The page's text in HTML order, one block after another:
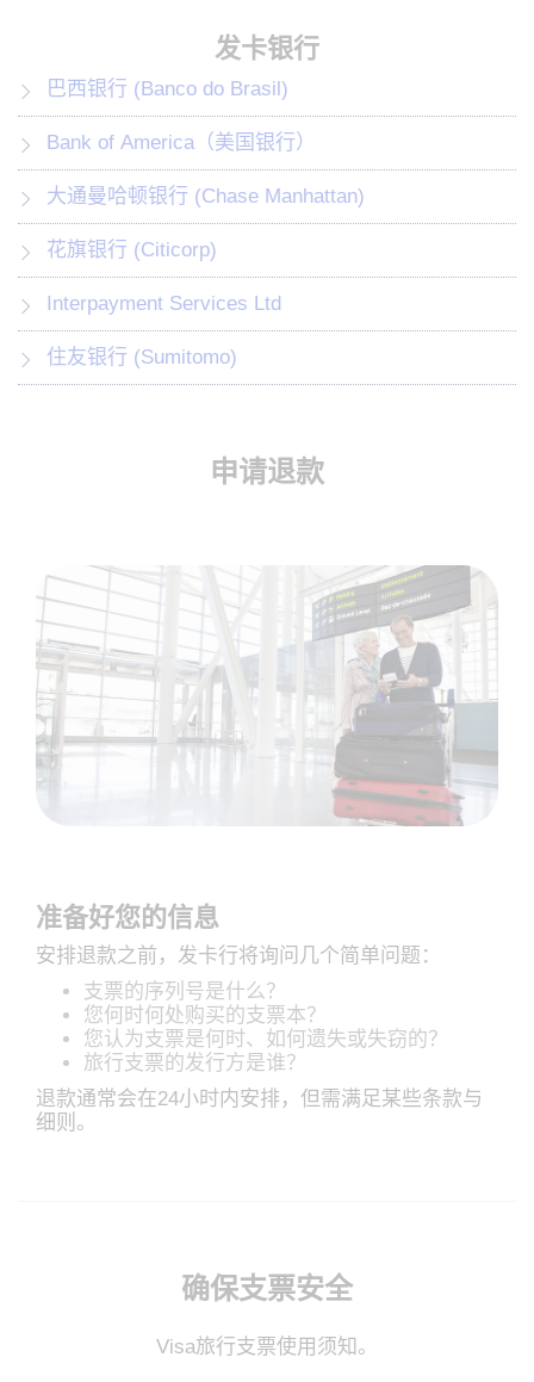
发卡银行
巴西银行 (Banco do Brasil)
Bank of America（美国银行）
大通曼哈顿银行 (Chase Manhattan)
花旗银行 (Citicorp)
Interpayment Services Ltd
住友银行 (Sumitomo)
申请退款
准备好您的信息
安排退款之前，发卡行将询问几个简单问题：
支票的序列号是什么？
您何时何处购买的支票本？
您认为支票是何时、如何遗失或失窃的？
旅行支票的发行方是谁？
退款通常会在24小时内安排，但需满足某些条款与
细则。
确保支票安全
Visa旅行支票使用须知。